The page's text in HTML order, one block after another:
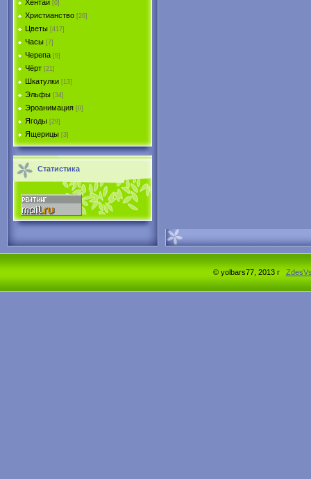
Хентай [0]
Христианство [26]
Цветы [417]
Часы [7]
Черепа [9]
Чёрт [21]
Шкатулки [13]
Эльфы [34]
Эроанимация [0]
Ягоды [29]
Ящерицы [3]
Статистика
© yolbars77, 2013 г